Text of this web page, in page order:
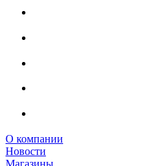
О компании
Новости
Магазины